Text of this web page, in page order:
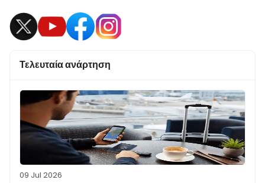
Τελευταία ανάρτηση
09 Jul 2026